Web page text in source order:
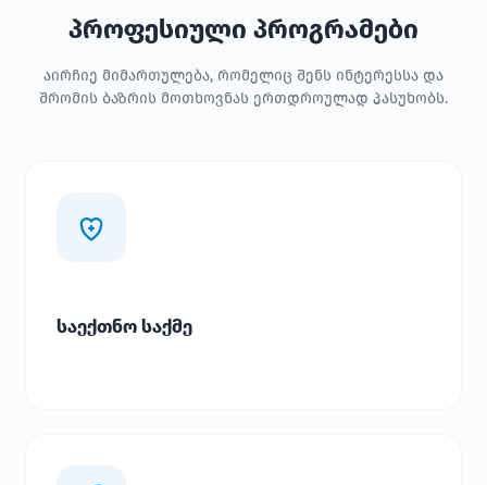
პროფესიული პროგრამები
აირჩიე მიმართულება, რომელიც შენს ინტერესსა და
შრომის ბაზრის მოთხოვნას ერთდროულად პასუხობს.
საექთნო საქმე